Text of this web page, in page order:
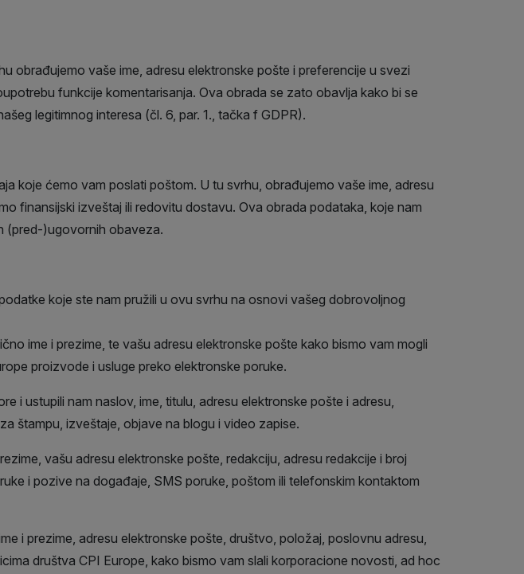
obrađujemo vaše ime, adresu elektronske pošte i preferencije u svezi
funkcije komentarisanja. Ova obrada se zato obavlja kako bi se
legitimnog interesa (čl. 6, par. 1., tačka f GDPR).
koje ćemo vam poslati poštom. U tu svrhu, obrađujemo vaše ime, adresu
finansijski izveštaj ili redovitu dostavu. Ova obrada podataka, koje nam
(pred-)ugovornih obaveza.
koje ste nam pružili u ovu svrhu na osnovi vašeg dobrovoljnog
ime i prezime, te vašu adresu elektronske pošte kako bismo vam mogli
proizvode i usluge preko elektronske poruke.
i ustupili nam naslov, ime, titulu, adresu elektronske pošte i adresu,
štampu, izveštaje, objave na blogu i video zapise.
vašu adresu elektronske pošte, redakciju, adresu redakcije i broj
i pozive na događaje, SMS poruke, poštom ili telefonskim kontaktom
i prezime, adresu elektronske pošte, društvo, položaj, poslovnu adresu,
društva CPI Europe, kako bismo vam slali korporacione novosti, ad hoc